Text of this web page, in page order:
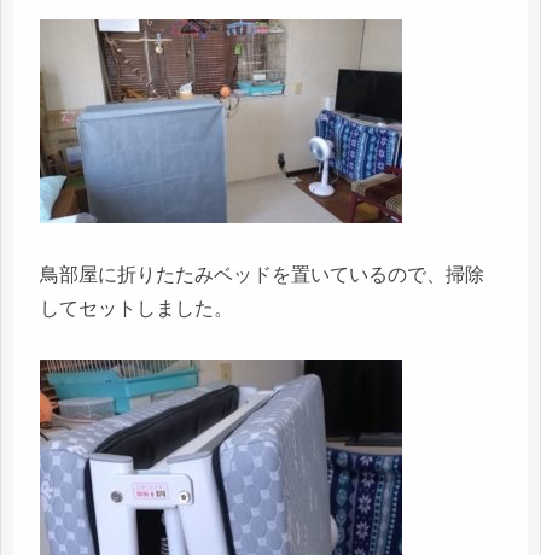
鳥部屋に折りたたみベッドを置いているので、掃除
してセットしました。